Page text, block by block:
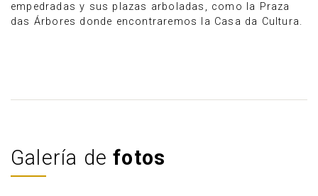
empedradas y sus plazas arboladas, como la Praza
das Árbores donde encontraremos la Casa da Cultura.
Galería defotos